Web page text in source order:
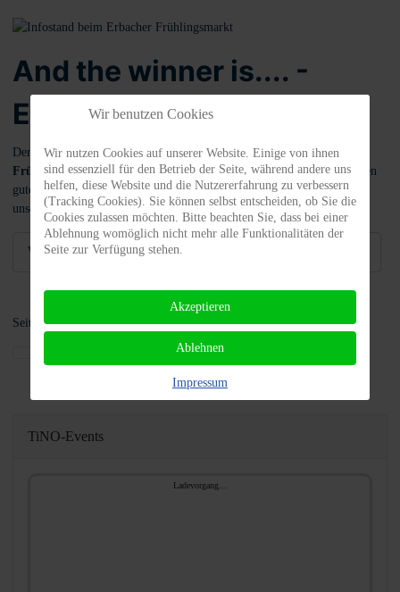
And the winner is.... -
Erbacher Frühlingsmarkt
Der TiNO-Sonntag am 23.04.2023 stand im Zeichen desErbacher
Frühlings . Wir waren das erste Mal dabei und waren begeistert von den
guten Gesprächen mit vielen tierschutzinteressierten Menschen an
unserem Stand.
Weiterlesen: And the winner is.... - Erbacher Frühlingsmarkt
Seite 2 von 3
1 2 3
TiNO-Events
Ladevorgang...
Wir benutzen Cookies
Wir nutzen Cookies auf unserer Website. Einige von ihnen
sind essenziell für den Betrieb der Seite, während andere uns
helfen, diese Website und die Nutzererfahrung zu verbessern
(Tracking Cookies). Sie können selbst entscheiden, ob Sie die
Cookies zulassen möchten. Bitte beachten Sie, dass bei einer
Ablehnung womöglich nicht mehr alle Funktionalitäten der
Seite zur Verfügung stehen.
Akzeptieren
Ablehnen
Impressum